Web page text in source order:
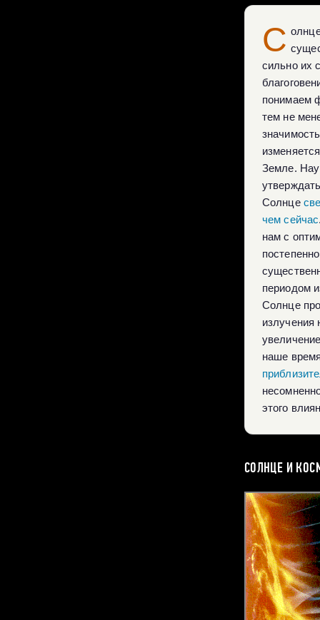
С
сильно их
понимаем
тем не
Земле.
Солнце
чем сейчас
нам с
периодом
Солнце
излучения
наше
этого
СОЛНЦЕ И